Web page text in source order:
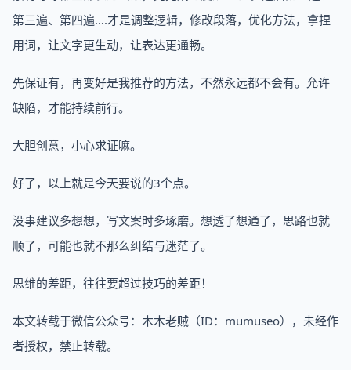
第三遍、第四遍….才是调整逻辑，修改段落，优化方法，拿捏
用词，让文字更生动，让表达更通畅。
先保证有，再变好是我推荐的方法，不然永远都不会有。允许
缺陷，才能持续前行。
大胆创意，小心求证嘛。
好了，以上就是今天要说的3个点。
没事建议多想想，写文案时多琢磨。想透了想通了，思路也就
顺了，可能也就不那么纠结与迷茫了。
思维的差距，往往要超过技巧的差距！
本文转载于微信公众号：木木老贼（ID：mumuseo），未经作
者授权，禁止转载。